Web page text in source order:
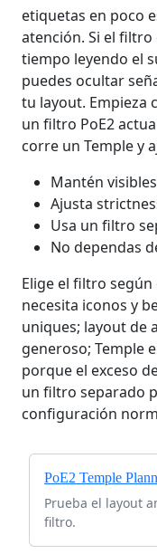
etiquetas en poco
atención. Si el
tiempo leyendo el
puedes ocultar
tu layout. Empieza
un filtro PoE2
corre un Temple y
Mantén
Ajusta
Usa un filtro
No dependas
Elige el filtro
necesita iconos y
uniques; layout de
generoso; Temple
porque el exceso
un filtro separado
configuración
PoE2 Temple
Prueba el layout
filtro.